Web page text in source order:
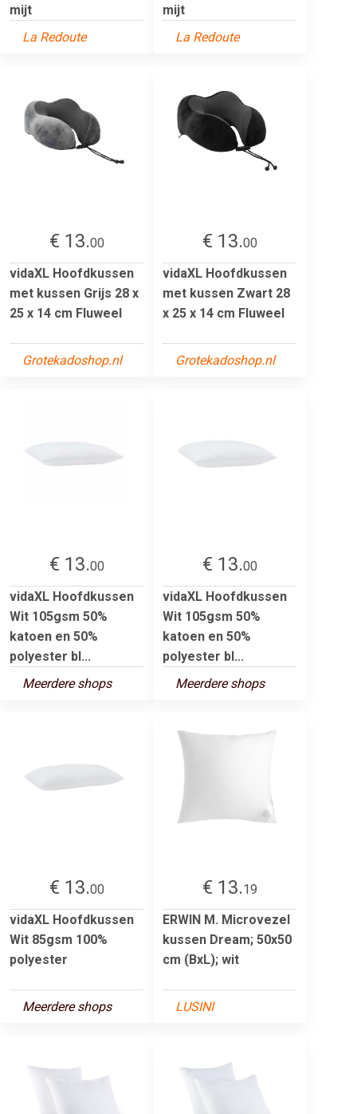
mijt
La Redoute
mijt
La Redoute
€ 13.00
vidaXL Hoofdkussen
met kussen Grijs 28 x
25 x 14 cm Fluweel
Grotekadoshop.nl
€ 13.00
vidaXL Hoofdkussen
met kussen Zwart 28
x 25 x 14 cm Fluweel
Grotekadoshop.nl
€ 13.00
vidaXL Hoofdkussen
Wit 105gsm 50%
katoen en 50%
polyester bl...
Meerdere shops
€ 13.00
vidaXL Hoofdkussen
Wit 105gsm 50%
katoen en 50%
polyester bl...
Meerdere shops
€ 13.00
vidaXL Hoofdkussen
Wit 85gsm 100%
polyester
Meerdere shops
€ 13.19
ERWIN M. Microvezel
kussen Dream; 50x50
cm (BxL); wit
LUSINI